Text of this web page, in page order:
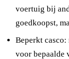
voertuig bij
goedkoopst,
Beperkt
voor bepaalde